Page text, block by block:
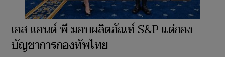
เอส แอนด์ พี มอบผลิตภัณฑ์ S&P แด่กอง
บัญชาการกองทัพไทย